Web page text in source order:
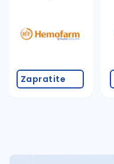
Zapratite